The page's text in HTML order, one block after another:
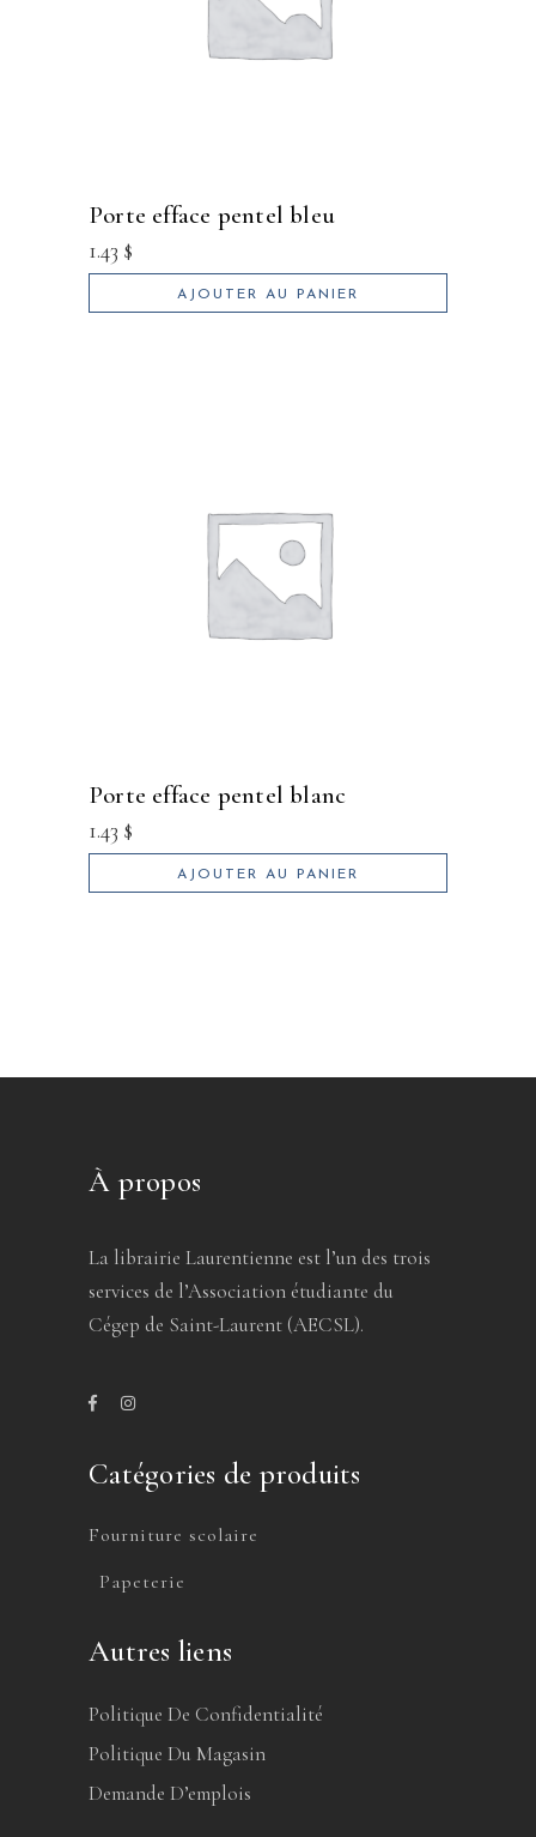
porte efface pentel bleu
1.43 $
AJOUTER AU PANIER
porte efface pentel blanc
1.43 $
AJOUTER AU PANIER
À propos
La librairie Laurentienne est l’un des trois
services de l’Association étudiante du
Cégep de Saint-Laurent (AECSL).
Catégories de produits
Fourniture scolaire
Papeterie
Autres liens
Politique De Confidentialité
Politique Du Magasin
Demande D’emplois